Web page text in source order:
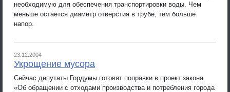
необходимую для обеспечения транспортировки воды. Чем
меньше остается диаметр отверстия в трубе, тем больше
напор.
23.12.2004
Укрощение мусора
Сейчас депутаты Гордумы готовят поправки в проект закона
«Об обращении с отходами производства и потребления города